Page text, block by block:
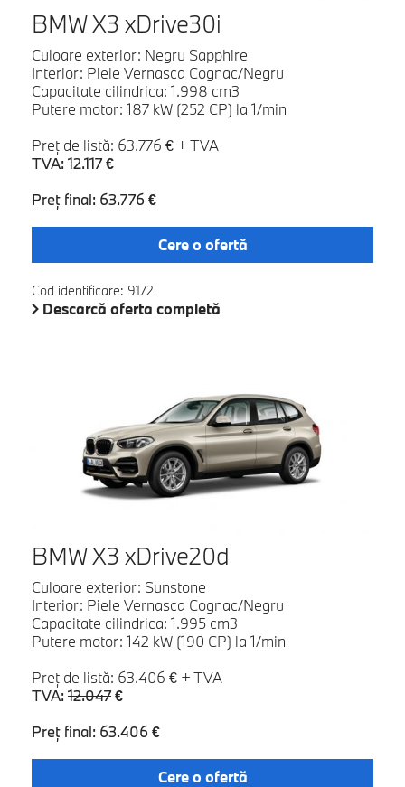
BMW X3 xDrive30i
Culoare exterior: Negru Sapphire
Interior: Piele Vernasca Cognac/Negru
Capacitate cilindrica: 1.998 cm3
Putere motor: 187 kW (252 CP) la 1/min
Preţ de listă: 63.776 € + TVA
TVA: 12.117€
Preţ final: 63.776 €
Cere o ofertă
Cod identificare: 9172
Descarcă oferta completă
BMW X3 xDrive20d
Culoare exterior: Sunstone
Interior: Piele Vernasca Cognac/Negru
Capacitate cilindrica: 1.995 cm3
Putere motor: 142 kW (190 CP) la 1/min
Preţ de listă: 63.406 € + TVA
TVA: 12.047€
Preţ final: 63.406 €
Cere o ofertă